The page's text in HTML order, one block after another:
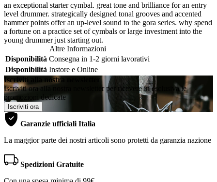
an exceptional starter cymbal. great tone and brilliance for an entry
level drummer. strategically designed tonal grooves and accented
hammer points offer an up-level sound to the gora series. why spend
a fortune on a practice set of cymbals or large investment into the
young drummer just starting out.
Altre Informazioni
Disponibilità Consegna in 1-2 giorni lavorativi
Disponibilità Instore e Online
Iscriviti alla nostra newsletter
Iscriviti ora alla nostra newsletter per ricevere in esclusiva le
promozioni dedicate
Iscriviti ora
Garanzie ufficiali Italia
La maggior parte dei nostri articoli sono protetti da garanzia nazione
Spedizioni Gratuite